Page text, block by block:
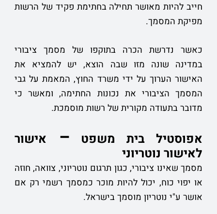
חייב להיות מאושר תחילה בחתימת פקיד של הרשות
מפיקת המסמך.
כאשר נדרשת הכרה בתוקפו של מסמך ציבורי
במדינה שונה מזו שבה הוצא, יש להמציא את
האישור הערוך על ידי משרד החוץ, המאמת על גבי
המסמך הציבורי את נכונות החתימה, ומאשר כי
מדובר בתעודה מקורית של רשות מוסמכת.
אפוסטיל בית משפט –
אישור
לאישור נוטריוני
מסמך שאינו ציבורי, כגון תרגום נוטריוני, צוואה, חוזה
או יפוי כוח, יכול להיות מוכר כמסמך רשמי רק אם
אושר ע"י נוטריון מוסמך בישראל.